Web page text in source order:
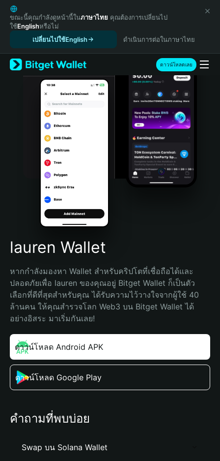
English
日本語
Tiếng Việt
Español (Latinoamérica)
Türkçe
Italiano
Português (Portugal)
Bahasa Indonesia
Português (Brasil)
Español (Argentina)
ขณะนี้คุณกำลังดูหน้านี้ในภาษาไทย คุณต้องการเปลี่ยนไป
ใช้Englishหรือไม่
เปลี่ยนไปใช้English
ดำเนินการต่อในภาษาไทย
ดาวน์โหลดเลย
lauren Wallet
หากกำลังมองหา Wallet สำหรับคริปโตที่เชื่อถือได้และ
ปลอดภัยเพื่อ lauren ของคุณอยู่ Bitget Wallet ก็เป็นตัว
เลือกที่ดีที่สุดสำหรับคุณ ได้รับความไว้วางใจจากผู้ใช้ 40
ล้านคน ให้คุณสำรวจโลก Web3 บน Bitget Wallet ได้
อย่างอิสระ มาเริ่มกันเลย!
ดาวน์โหลด Android APK
ดาวน์โหลด Google Play
คำถามที่พบบ่อย
Swap บน Solana Wallet